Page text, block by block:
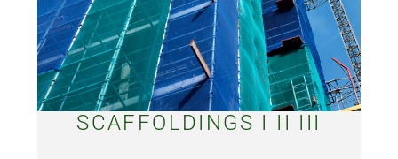
SCAFFOLDINGS I II III